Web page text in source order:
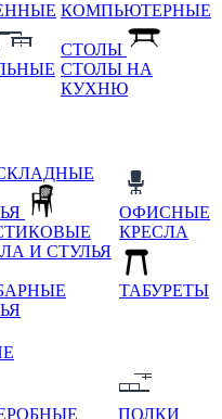
КОМПЬЮТЕРНЫЕ
СТОЛЫ
СТОЛЫ НА
КУХНЮ
И СТУЛЬЯ
ОФИСНЫЕ
КРЕСЛА
ТАБУРЕТЫ
ПОЛКИ